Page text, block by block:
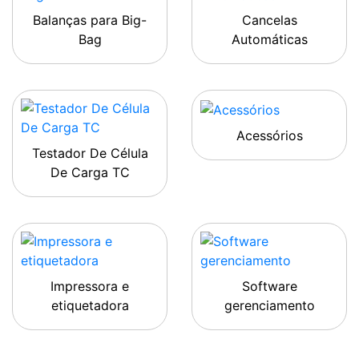
Balanças para Big-
Bag
Cancelas
Automáticas
Testador De Célula
De Carga TC
Acessórios
Impressora e
etiquetadora
Software
gerenciamento